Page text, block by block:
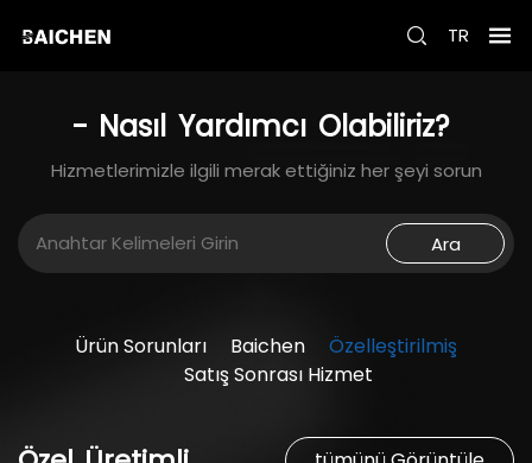
TR
- Nasıl Yardımcı Olabiliriz?
Hizmetlerimizle ilgili merak ettiğiniz her şeyi sorun
Ara
Ürün Sorunları Baichen
Özelleştirilmiş
Satış Sonrası Hizmet